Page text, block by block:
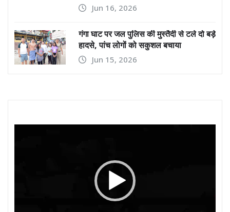
Jun 16, 2026
गंगा घाट पर जल पुलिस की मुस्तैदी से टले दो बड़े
हादसे, पांच लोगों को सकुशल बचाया
Jun 15, 2026